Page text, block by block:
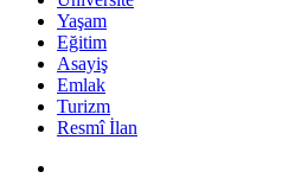
Yaşam
Eğitim
Asayiş
Emlak
Turizm
Resmî İlan